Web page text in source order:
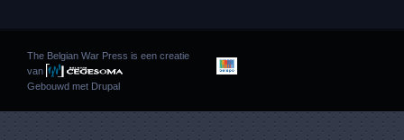
The Belgian War Press is een creatie
van
Gebouwd met Drupal